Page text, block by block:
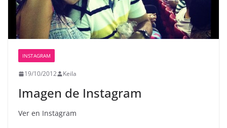
INSTAGRAM
19/10/2012 Keila
Imagen de Instagram
Ver en Instagram